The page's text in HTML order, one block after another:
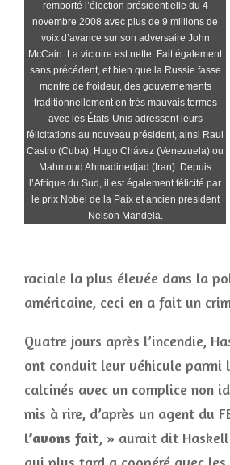
remporté l’élection présidentielle du 4
novembre 2008 avec plus de 9 millions de
voix d’avance sur son adversaire John
McCain. La victoire est nette. Fait également
sans précédent, et bien que la Russie fasse
montre de froideur, des gouvernements
traditionnellement en très mauvais termes
avec les États-Unis adressent leurs
félicitations au nouveau président, ainsi Raul
Castro (Cuba), Hugo Chávez (Venezuela) ou
Mahmoud Ahmadinedjad (Iran). Depuis
l’Afrique du Sud, il est également félicité par
le prix Nobel de la Paix et ancien président
Nelson Mandela.
raciale la plus élevée dans la
américaine, ceci en a fait un
Quatre jours après l’incendie,
ont conduit leur véhicule parmi
calcinés avec un complice non
mis à rire, d’après un agent du
l’avons fait, » aurait dit